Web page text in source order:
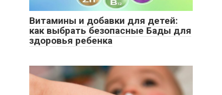
Витамины и добавки для детей:
как выбрать безопасные Бады для
здоровья ребенка